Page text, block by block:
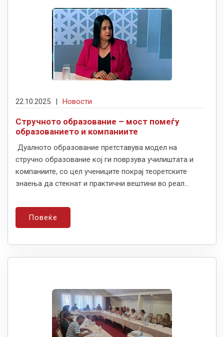
22.10.2025 | Новости
Стручното образование – мост помеѓу
образованието и компаниите
Дуалното образование претставува модел на
стручно образование кој ги поврзува училиштата и
компаниите, со цел учениците покрај теоретските
знаења да стекнат и практични вештини во реал...
Повеќе